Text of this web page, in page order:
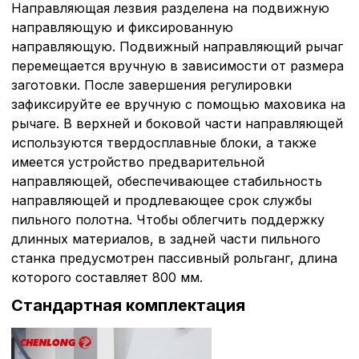
Направляющая лезвия разделена на подвижную
направляющую и фиксированную
направляющую. Подвижный направляющий рычаг
перемещается вручную в зависимости от размера
заготовки. После завершения регулировки
зафиксируйте ее вручную с помощью маховика на
рычаге. В верхней и боковой части направляющей
используются твердосплавные блоки, а также
имеется устройство предварительной
направляющей, обеспечивающее стабильность
направляющей и продлевающее срок службы
пильного полотна. Чтобы облегчить поддержку
длинных материалов, в задней части пильного
станка предусмотрен пассивный рольганг, длина
которого составляет 800 мм.
Стандартная комплектация
Политика в
обработки сookies
Настройте параметры
файлов cookie